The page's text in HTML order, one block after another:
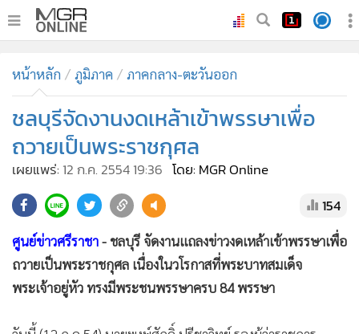
ทันเหตุการณ์
• ภาคใต้
ภูมิภาค
Online Section
• ผู้จัดการรายวัน
• คอลัมนิสต์
• ละคร
• CbizReview
หน้าหลัก ภูมิภาค ภาคกลาง-ตะวันออก
ชลบุรีจัดงานงดเหล้าเข้าพรรษาเพื่อ
ถวายเป็นพระราชกุศล
เผยแพร่: 12 ก.ค. 2554 19:36 โดย: MGR Online
154
ศูนย์ข่าวศรีราชา- ชลบุรี จัดงานแถลงข่าวงดเหล้าเข้าพรรษาเพื่อ
ถวายเป็นพระราชกุศล เนื่องในวโรกาสที่พระบาทสมเด็จ
พระเจ้าอยู่หัว ทรงมีพระชนพรรษาครบ 84 พรรษา